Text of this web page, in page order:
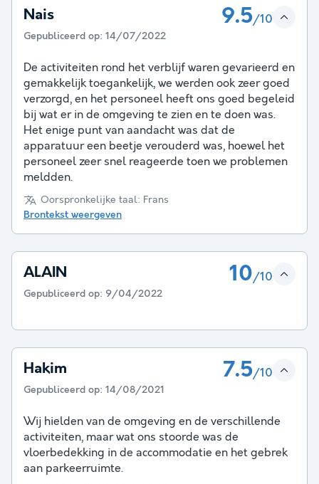
Nais 9.5/10
Gepubliceerd op: 14/07/2022
De activiteiten rond het verblijf waren gevarieerd en
gemakkelijk toegankelijk, we werden ook zeer goed
verzorgd, en het personeel heeft ons goed begeleid
bij wat er in de omgeving te zien en te doen was.
Het enige punt van aandacht was dat de
apparatuur een beetje verouderd was, hoewel het
personeel zeer snel reageerde toen we problemen
meldden.
Oorspronkelijke taal: Frans
Brontekst weergeven
ALAIN 10/10
Gepubliceerd op: 9/04/2022
Hakim 7.5/10
Gepubliceerd op: 14/08/2021
Wij hielden van de omgeving en de verschillende
activiteiten, maar wat ons stoorde was de
vloerbedekking in de accommodatie en het gebrek
aan parkeerruimte.